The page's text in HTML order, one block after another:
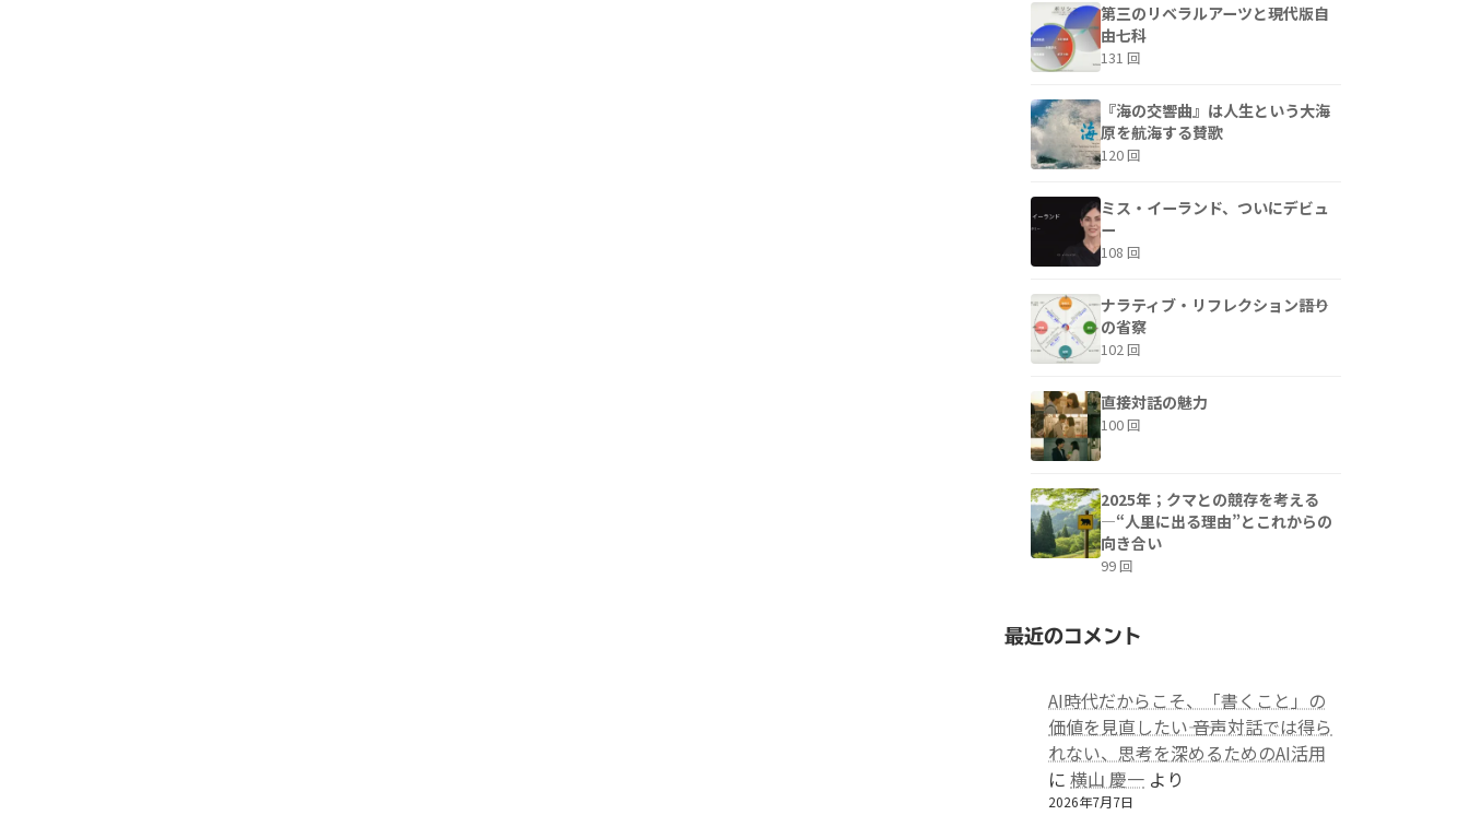
第三のリベラルアーツと現代版自
由七科
131 回
『海の交響曲』は人生という大海
原を航海する賛歌
120 回
ミス・イーランド、ついにデビュ
ー
108 回
ナラティブ・リフレクション――語り
の省察
102 回
直接対話の魅力
100 回
2025年；クマとの競存を考える
—“人里に出る理由”とこれからの
向き合い
99 回
最近のコメント
AI時代だからこそ、「書くこと」の
価値を見直したい―― 音声対話では得ら
れない、思考を深めるためのAI活用
に横山 慶一 より
2026年7月7日